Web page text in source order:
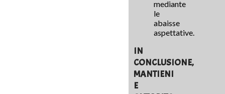
mediante
le
abaisse
aspettative.
IN
CONCLUSIONE,
MANTIENI
E